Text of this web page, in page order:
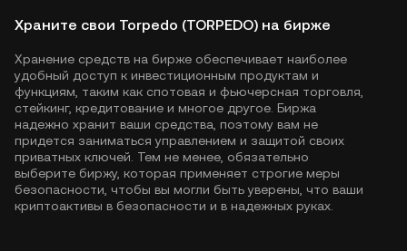
Храните свои Torpedo (TORPEDO) на бирже
Хранение средств на бирже обеспечивает наиболее
удобный доступ к инвестиционным продуктам и
функциям, таким как спотовая и фьючерсная торговля,
стейкинг, кредитование и многое другое. Биржа
надежно хранит ваши средства, поэтому вам не
придется заниматься управлением и защитой своих
приватных ключей. Тем не менее, обязательно
выберите биржу, которая применяет строгие меры
безопасности, чтобы вы могли быть уверены, что ваши
криптоактивы в безопасности и в надежных руках.